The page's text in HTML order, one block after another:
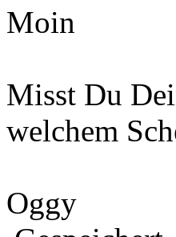
Moin
Misst Du
welchem
Oggy